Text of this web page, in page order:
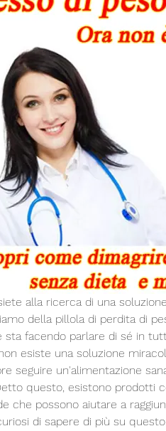
alla ricerca di una
della pillola di perdita di
sta facendo parlare di sé in
esiste una soluzione
seguire un'alimentazione
questo, esistono prodotti
che possono aiutare a
di sapere di più su